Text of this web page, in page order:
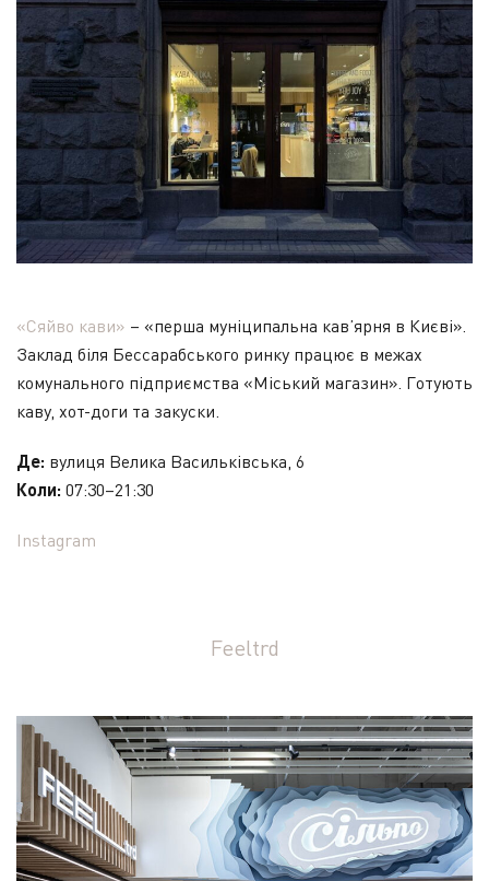
«Сяйво кави» – «перша муніципальна кав’ярня в Києві».
Заклад біля Бессарабського ринку працює в межах
комунального підприємства «Міський магазин». Готують
каву, хот-доги та закуски.
Де: вулиця Велика Васильківська, 6
Коли: 07:30–21:30
Instagram
Feeltrd